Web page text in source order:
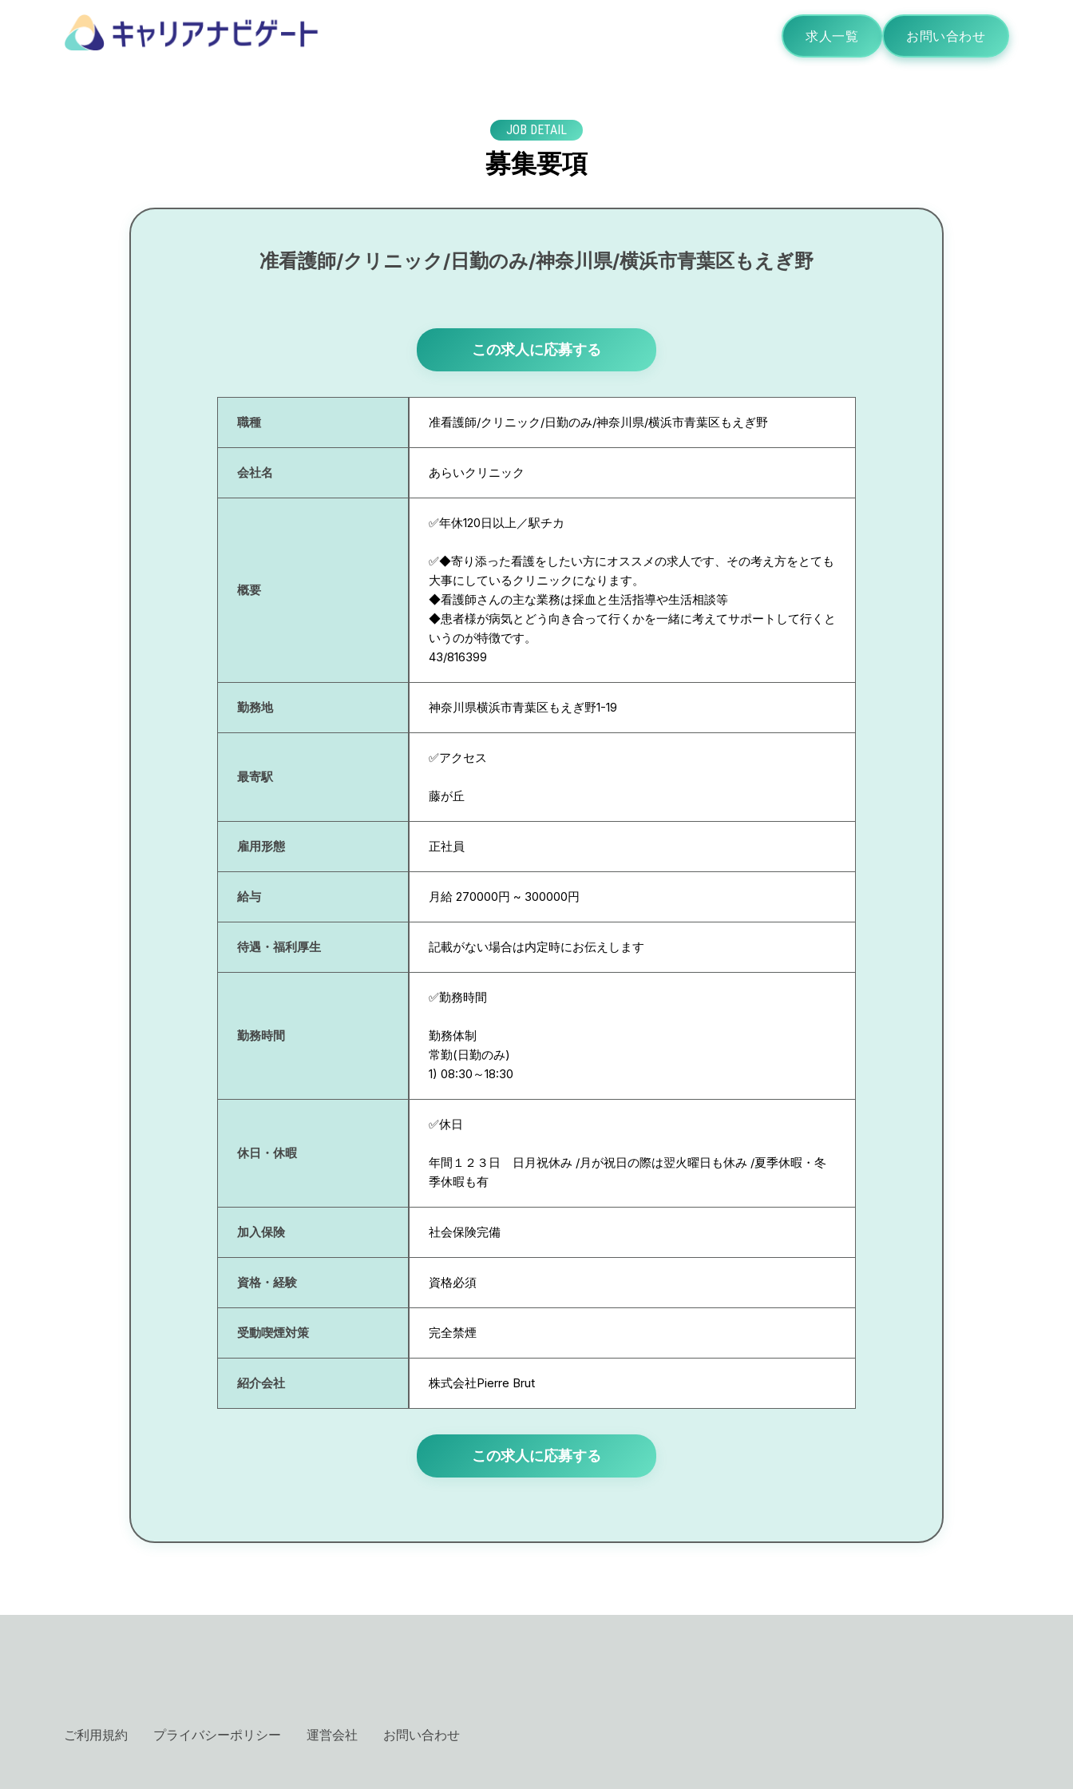
求人一覧 お問い合わせ
JOB DETAIL
募集要項
准看護師/クリニック/日勤のみ/神奈川県/横浜市青葉区もえぎ野
この求人に応募する
職種 准看護師/クリニック/日勤のみ/神奈川県/横浜市青葉区もえぎ野
会社名 あらいクリニック
概要
✅年休120日以上／駅チカ
✅◆寄り添った看護をしたい方にオススメの求人です、その考え方をとても
大事にしているクリニックになります。
◆看護師さんの主な業務は採血と生活指導や生活相談等
◆患者様が病気とどう向き合って行くかを一緒に考えてサポートして行くと
いうのが特徴です。
43/816399
勤務地 神奈川県横浜市青葉区もえぎ野1-19
最寄駅
✅アクセス
藤が丘
雇用形態 正社員
給与 月給 270000円 ~ 300000円
待遇・福利厚生 記載がない場合は内定時にお伝えします
勤務時間
✅勤務時間
勤務体制
常勤(日勤のみ)
休日・休暇
✅休日
年間１２３日 日月祝休み /月が祝日の際は翌火曜日も休み /夏季休暇・冬
季休暇も有
加入保険 社会保険完備
資格・経験 資格必須
受動喫煙対策 完全禁煙
紹介会社 株式会社Pierre Brut
この求人に応募する
ご利用規約 プライバシーポリシー 運営会社 お問い合わせ